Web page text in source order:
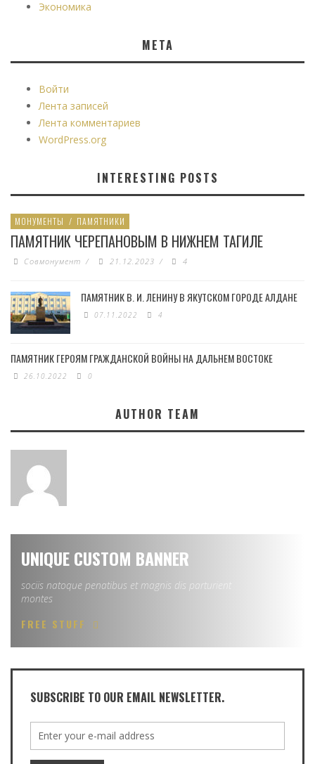
Экономика
МЕТА
Войти
Лента записей
Лента комментариев
WordPress.org
INTERESTING POSTS
МОНУМЕНТЫ / ПАМЯТНИКИ
ПАМЯТНИК ЧЕРЕПАНОВЫМ В НИЖНЕМ ТАГИЛЕ
Совмонумент / 21.12.2023 / 4
ПАМЯТНИК В. И. ЛЕНИНУ В ЯКУТСКОМ ГОРОДЕ АЛДАНЕ
07.11.2022 4
ПАМЯТНИК ГЕРОЯМ ГРАЖДАНСКОЙ ВОЙНЫ НА ДАЛЬНЕМ ВОСТОКЕ
26.10.2022 0
AUTHOR TEAM
UNIQUE CUSTOM BANNER
sociis natoque penatibus et magnis dis parturient
montes
FREE STUFF
SUBSCRIBE TO OUR EMAIL NEWSLETTER.